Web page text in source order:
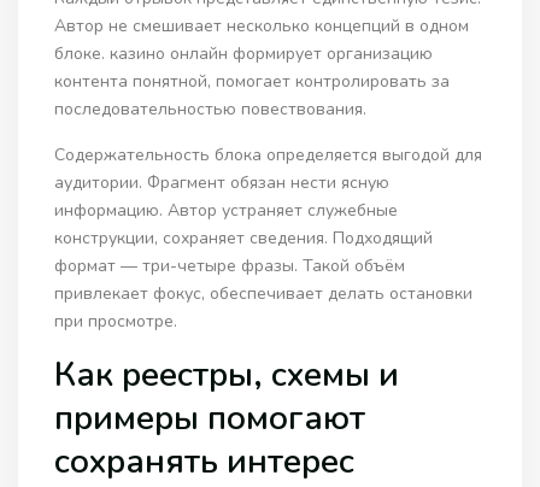
Автор не смешивает несколько концепций в одном
блоке. казино онлайн формирует организацию
контента понятной, помогает контролировать за
последовательностью повествования.
Содержательность блока определяется выгодой для
аудитории. Фрагмент обязан нести ясную
информацию. Автор устраняет служебные
конструкции, сохраняет сведения. Подходящий
формат — три-четыре фразы. Такой объём
привлекает фокус, обеспечивает делать остановки
при просмотре.
Как реестры, схемы и
примеры помогают
сохранять интерес